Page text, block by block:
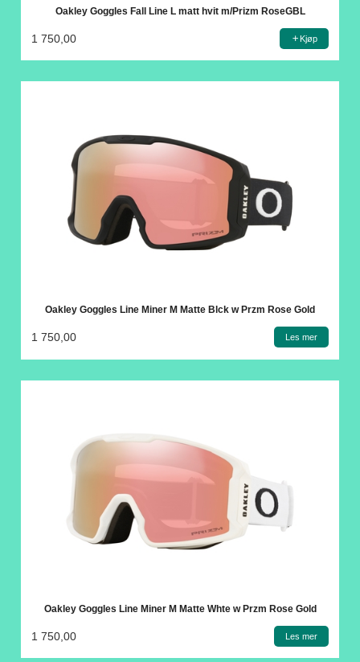
Oakley Goggles Fall Line L matt hvit m/Prizm RoseGBL
1 750,00 Kjøp
Oakley Goggles Line Miner M Matte Blck w Przm Rose Gold
1 750,00 Les mer
Oakley Goggles Line Miner M Matte Whte w Przm Rose Gold
1 750,00 Les mer